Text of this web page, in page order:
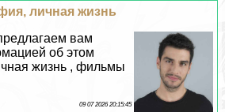
личная жизнь
вам
об этом
жизнь , фильмы
09 07 2026 20:15:45